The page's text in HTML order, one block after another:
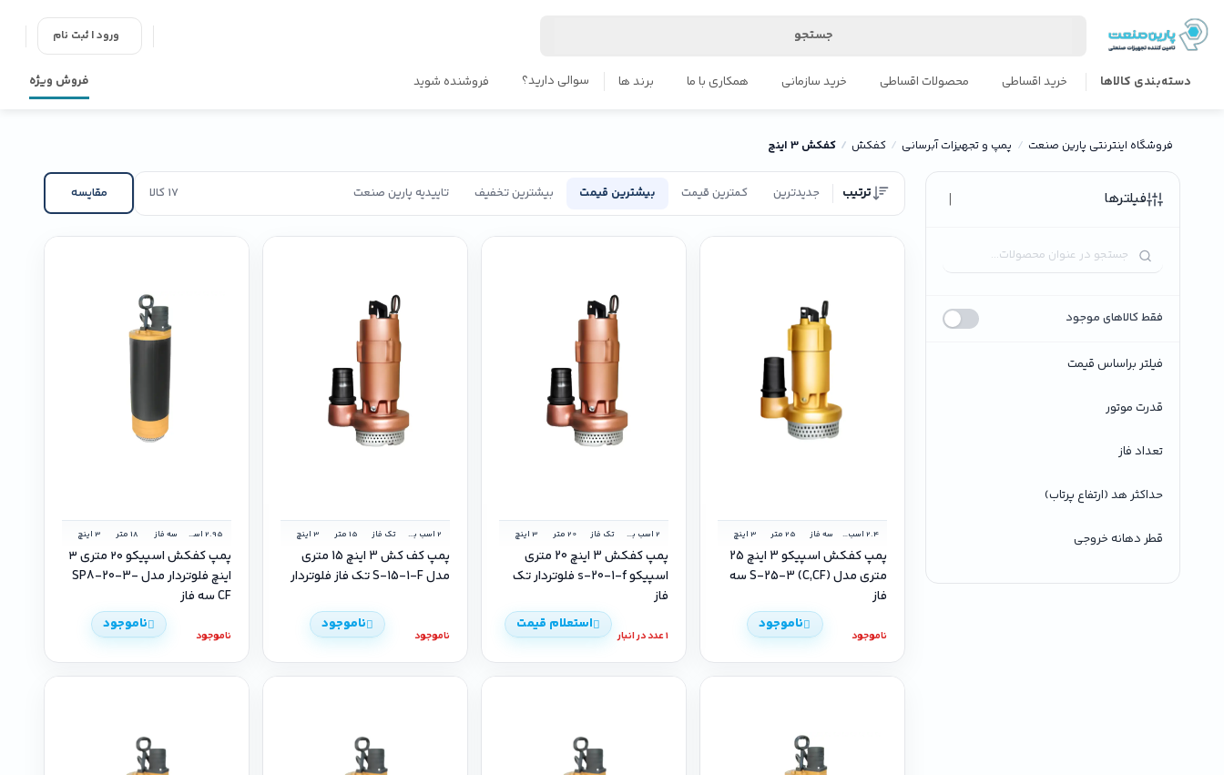
جستجو ورود | ثبت نام
دسته‌بندی کالاها خرید اقساطی محصولات اقساطی خرید سازمانی همکاری با ما برند ها سوالی دارید؟ فروشنده شوید فروش ویژه
فروشگاه اینترنتی پارین صنعت پمپ و تجهیزات آبرسانی کفکش کفکش 3 اینچ
فیلترها |
فقط کالاهای موجود
فیلتر براساس قیمت
قدرت موتور
تعداد فاز
حداکثر هد (ارتفاع پرتاب)
قطر دهانه خروجی
ترتیب جدیدترین کمترین قیمت بیشترین قیمت بیشترین تخفیف تاییدیه پارین صنعت 17 کالا مقایسه
2.4 اسب بخار سه فاز 25 متر 3 اینچ
پمپ کفکش اسپیکو 3 اینچ 25
متری مدل (C,CF) S-25-3 سه
فاز
ناموجود
ناموجود
2 اسب بخار تک فاز 20 متر 3 اینچ
پمپ کفکش 3 اینچ 20 متری
اسپیکو s-20-1-f فلوتردار تک
فاز
1 عدد در انبار
استعلام قیمت
2 اسب بخار تک فاز 15 متر 3 اینچ
پمپ کف کش 3 اینچ 15 متری
مدل S-15-1-F تک فاز فلوتردار
ناموجود
ناموجود
2.95 اسب بخار سه فاز 18 متر 3 اینچ
پمپ کفکش اسپیکو ۲۰ متری ۳
اینچ فلوتردار مدل SP8-20-3-
CF سه فاز
ناموجود
ناموجود